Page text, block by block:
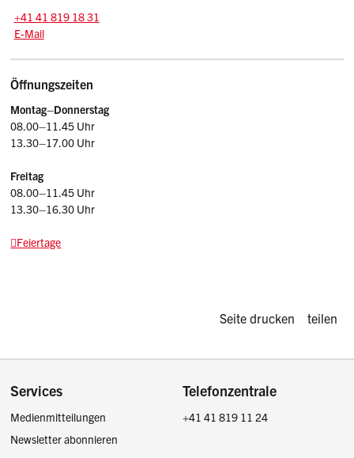
Tel.:
+41 41 819 18 31
E-Mail: awn
E-Mail
Öffnungszeiten
Montag–Donnerstag
08.00–11.45 Uhr
13.30–17.00 Uhr
Freitag
08.00–11.45 Uhr
13.30–16.30 Uhr
Feiertage
Diese Seite
Seite drucken teilen
Footer
Services
Medienmitteilungen
Newsletter abonnieren
Telefonzentrale
+41 41 819 11 24